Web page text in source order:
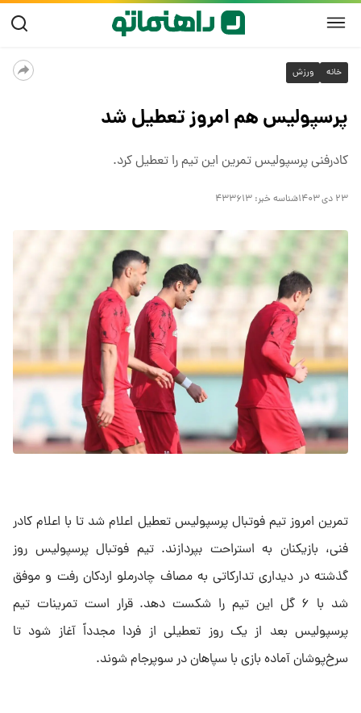
خانه ورزش
پرسپولیس هم امروز تعطیل شد
کادرفنی پرسپولیس تمرین این تیم را تعطیل کرد.
۲۳ دی ۱۴۰۳ شناسه خبر: ۴۳۳۶۱۳
تمرین امروز تیم فوتبال پرسپولیس تعطیل اعلام شد تا با اعلام کادر
فنی، بازیکنان به استراحت بپردازند. تیم فوتبال پرسپولیس روز
گذشته در دیداری تدارکاتی به مصاف چادرملو اردکان رفت و موفق
شد با ۶ گل این تیم را شکست دهد. قرار است تمرینات تیم
پرسپولیس بعد از یک روز تعطیلی از فردا مجدداً آغاز شود تا
سرخ‌پوشان آماده بازی با سپاهان در سوپرجام شوند.